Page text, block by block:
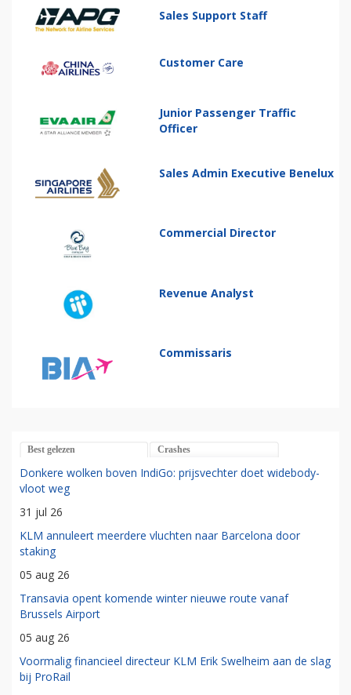
Sales Support Staff
Customer Care
Junior Passenger Traffic
Officer
Sales Admin Executive Benelux
Commercial Director
Revenue Analyst
Commissaris
Best gelezen Crashes
Donkere wolken boven IndiGo: prijsvechter doet widebody-
vloot weg
31 jul 26
KLM annuleert meerdere vluchten naar Barcelona door
staking
05 aug 26
Transavia opent komende winter nieuwe route vanaf
Brussels Airport
05 aug 26
Voormalig financieel directeur KLM Erik Swelheim aan de slag
bij ProRail